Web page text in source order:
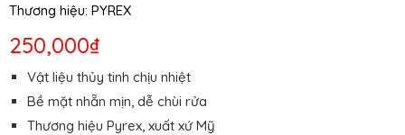
Thương hiệu: PYREX
250,000₫
Vật liệu thủy tinh chịu nhiệt
Bề mặt nhẵn mịn, dễ chùi rửa
Thương hiệu Pyrex, xuất xứ Mỹ